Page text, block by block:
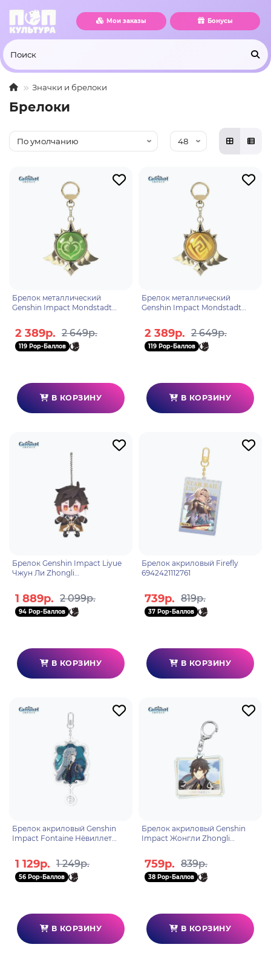
Мои заказы Бонусы
Значки и брелоки
Брелоки
Брелок металлический
Genshin Impact Mondstadt
2 389р. 2 649р.
119 Pop-Баллов
В КОРЗИНУ
Брелок металлический
Genshin Impact Mondstadt
2 389р. 2 649р.
119 Pop-Баллов
В КОРЗИНУ
Брелок Genshin Impact Liyue
Чжун Ли Zhongli
1 889р. 2 099р.
94 Pop-Баллов
В КОРЗИНУ
Брелок акриловый Firefly
6942421112761
739р. 819р.
37 Pop-Баллов
В КОРЗИНУ
Брелок акриловый Genshin
Impact Fontaine Нёвиллет
1 129р. 1 249р.
56 Pop-Баллов
В КОРЗИНУ
Брелок акриловый Genshin
Impact Жонгли Zhongli
759р. 839р.
38 Pop-Баллов
В КОРЗИНУ